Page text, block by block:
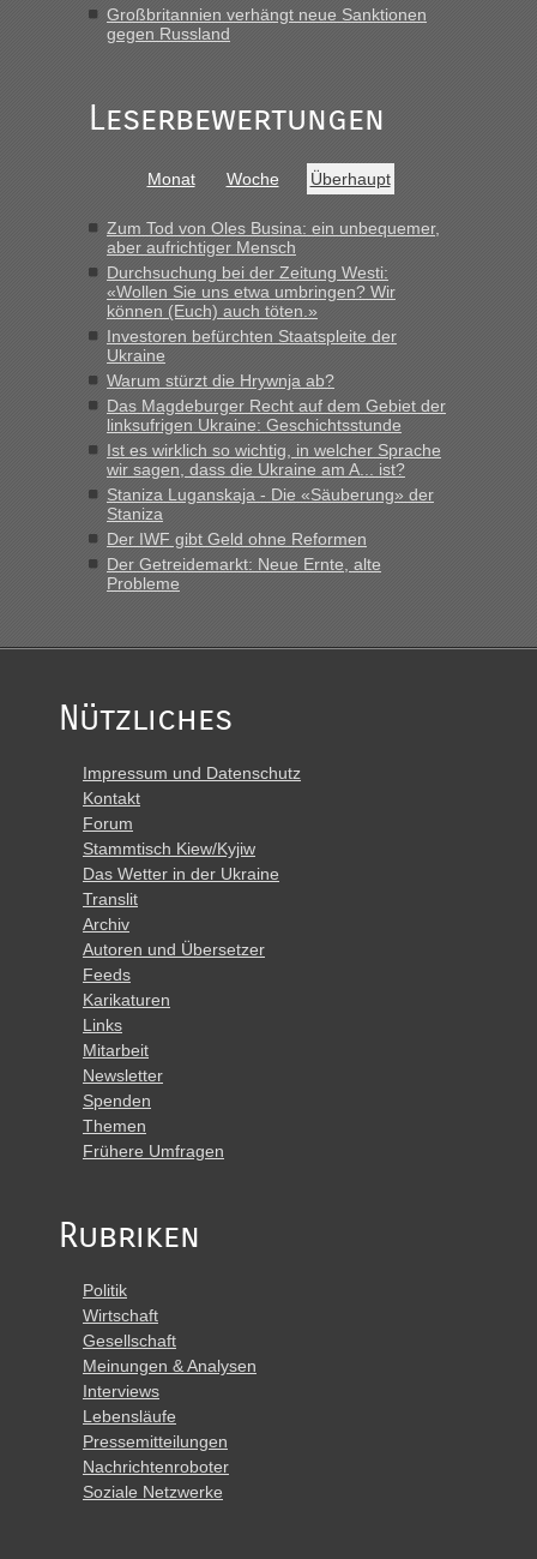
Bernd D-UAinBerichte und Reisetipps • Re: An welchem
Grenzübergang zwischen Polen und der Ukraine geht es am
„Bin am Montag 15.6.26 um 8 Uhr in Urgyniw ausgereist,
das erste Mal an einem Montagmorgen ca. 15 Fahrzeuge
Minuten wurde dann die nächste Welle...“
Berichte und Reisetipps • Re: An welchem
Grenzübergang zwischen Polen und der Ukraine geht es am
schnellsten?
„Derzeit, ist es überall sehr voll an den Grenzen Ukraine/
Polen. Zb. Krakovets 100 PKW ca. 10 h Wartezeit. Wollen
Montag rüber, versuchen es sehr früh.“
Großbritannien verhängt neue Sanktionen
gegen Russland
Leserbewertungen
Monat Woche Überhaupt
Zum Tod von Oles Busina: ein unbequemer,
aber aufrichtiger Mensch
Durchsuchung bei der Zeitung Westi:
«Wollen Sie uns etwa umbringen? Wir
können (Euch) auch töten.»
Investoren befürchten Staatspleite der
Ukraine
Warum stürzt die Hrywnja ab?
Das Magdeburger Recht auf dem Gebiet der
linksufrigen Ukraine: Geschichtsstunde
Ist es wirklich so wichtig, in welcher Sprache
wir sagen, dass die Ukraine am A... ist?
Staniza Luganskaja - Die «Säuberung» der
Staniza
Der IWF gibt Geld ohne Reformen
Der Getreidemarkt: Neue Ernte, alte
Probleme
Nützliches
Impressum und Datenschutz
Kontakt
Forum
Stammtisch Kiew/Kyjiw
Das Wetter in der Ukraine
Translit
Archiv
Autoren und Übersetzer
Feeds
Karikaturen
Links
Mitarbeit
Newsletter
Spenden
Themen
Frühere Umfragen
Rubriken
Politik
Wirtschaft
Gesellschaft
Meinungen & Analysen
Interviews
Lebensläufe
Pressemitteilungen
Nachrichtenroboter
Soziale Netzwerke